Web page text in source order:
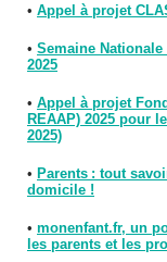
• Appel à projet
• Semaine
2025
• Appel à projet
REAAP) 2025 pour
2025)
• Parents : tout
domicile !
• monenfant.fr, un
les parents et les